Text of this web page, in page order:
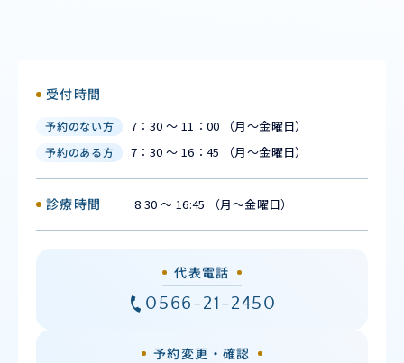
受付時間
予約のない方 7：30 ～ 11：00 （月〜金曜日）
予約のある方 7：30 ～ 16：45 （月〜金曜日）
診療時間 8:30 ～ 16:45 （月〜金曜日）
代表電話
0566-21-2450
予約変更・確認